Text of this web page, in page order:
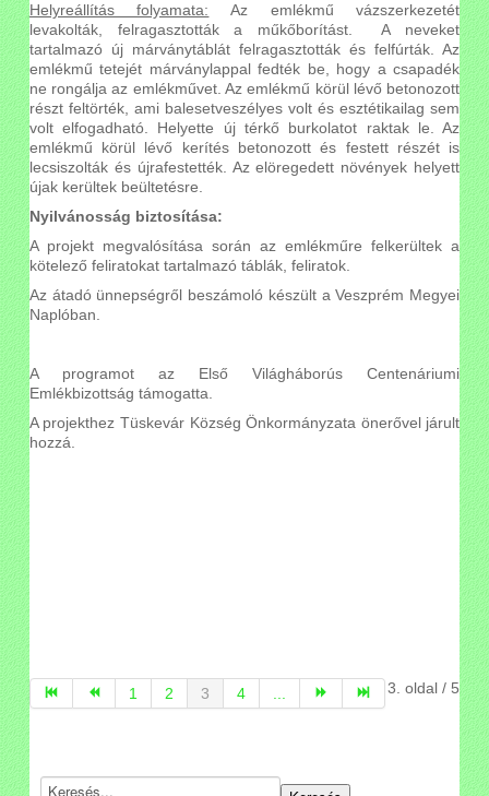
Helyreállítás folyamata: Az emlékmű vázszerkezetét
levakolták, felragasztották a műkőborítást. A neveket
tartalmazó új márványtáblát felragasztották és felfúrták. Az
emlékmű tetejét márványlappal fedték be, hogy a csapadék
ne rongálja az emlékművet. Az emlékmű körül lévő betonozott
részt feltörték, ami balesetveszélyes volt és esztétikailag sem
volt elfogadható. Helyette új térkő burkolatot raktak le. Az
emlékmű körül lévő kerítés betonozott és festett részét is
lecsiszolták és újrafestették. Az elöregedett növények helyett
újak kerültek beültetésre.
Nyilvánosság biztosítása:
A projekt megvalósítása során az emlékműre felkerültek a
kötelező feliratokat tartalmazó táblák, feliratok.
Az átadó ünnepségről beszámoló készült a Veszprém Megyei
Naplóban.
A programot az Első Világháborús Centenáriumi
Emlékbizottság támogatta.
A projekthez Tüskevár Község Önkormányzata önerővel járult
hozzá.
3. oldal / 5
1 2 3 4